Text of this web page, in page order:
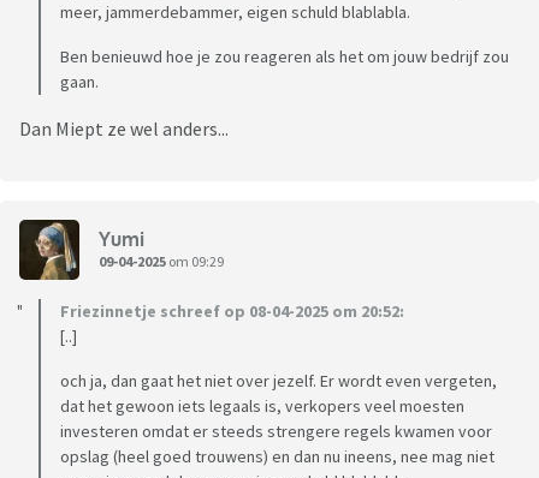
meer, jammerdebammer, eigen schuld blablabla.
Ben benieuwd hoe je zou reageren als het om jouw bedrijf zou
gaan.
Dan Miept ze wel anders...
Yumi
09-04-2025 om 09:29
Friezinnetje schreef op 08-04-2025 om 20:52:
[..]
och ja, dan gaat het niet over jezelf. Er wordt even vergeten,
dat het gewoon iets legaals is, verkopers veel moesten
investeren omdat er steeds strengere regels kwamen voor
opslag (heel goed trouwens) en dan nu ineens, nee mag niet